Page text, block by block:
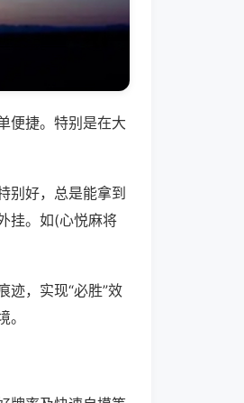
便捷。特别是在大
别好，总是能拿到
挂。如(心悦麻将
迹，实现“必胜”效